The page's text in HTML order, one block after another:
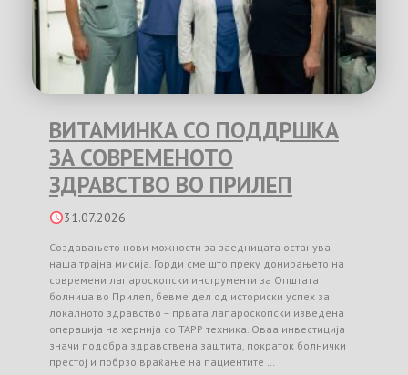
ВИТАМИНКА СО ПОДДРШКА
ЗА СОВРЕМЕНОТО
ЗДРАВСТВО ВО ПРИЛЕП
31.07.2026
Создавањето нови можности за заедницата останува
наша трајна мисија. Горди сме што преку донирањето на
современи лапароскопски инструменти за Општата
болница во Прилеп, бевме дел од историски успех за
локалното здравство – првата лапароскопски изведена
операција на хернија со TAPP техника. Оваа инвестиција
значи подобра здравствена заштита, пократок болнички
престој и побрзо враќање на пациентите …